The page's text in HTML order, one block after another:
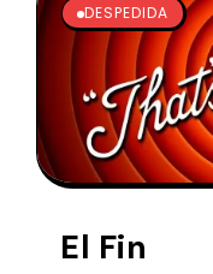
DESPEDIDA
El Fin